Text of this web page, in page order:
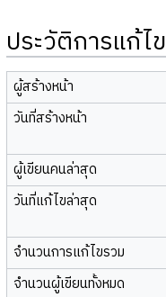
ประวัติการแก้ไข
ผู้สร้างหน้า
วันที่สร้างหน้า
ผู้เขียนคนล่าสุด
วันที่แก้ไขล่าสุด
จำนวนการแก้ไขรวม
จำนวนผู้เขียนทั้งหมด